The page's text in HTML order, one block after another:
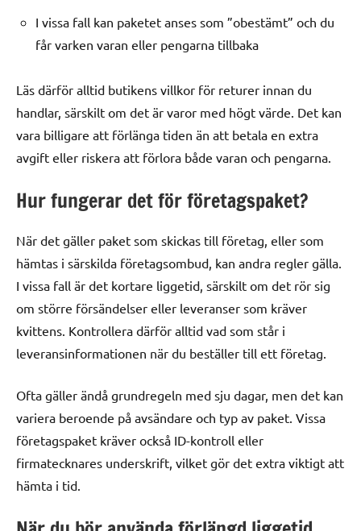
I vissa fall kan paketet anses som ”obestämt” och du
får varken varan eller pengarna tillbaka
Läs därför alltid butikens villkor för returer innan du
handlar, särskilt om det är varor med högt värde. Det kan
vara billigare att förlänga tiden än att betala en extra
avgift eller riskera att förlora både varan och pengarna.
Hur fungerar det för företagspaket?
När det gäller paket som skickas till företag, eller som
hämtas i särskilda företagsombud, kan andra regler gälla.
I vissa fall är det kortare liggetid, särskilt om det rör sig
om större försändelser eller leveranser som kräver
kvittens. Kontrollera därför alltid vad som står i
leveransinformationen när du beställer till ett företag.
Ofta gäller ändå grundregeln med sju dagar, men det kan
variera beroende på avsändare och typ av paket. Vissa
företagspaket kräver också ID-kontroll eller
firmatecknares underskrift, vilket gör det extra viktigt att
hämta i tid.